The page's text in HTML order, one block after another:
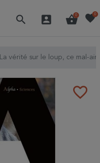
search account_box shopping_basket
0 favorite0
La vérité sur le loup, ce mal-
favorite_border